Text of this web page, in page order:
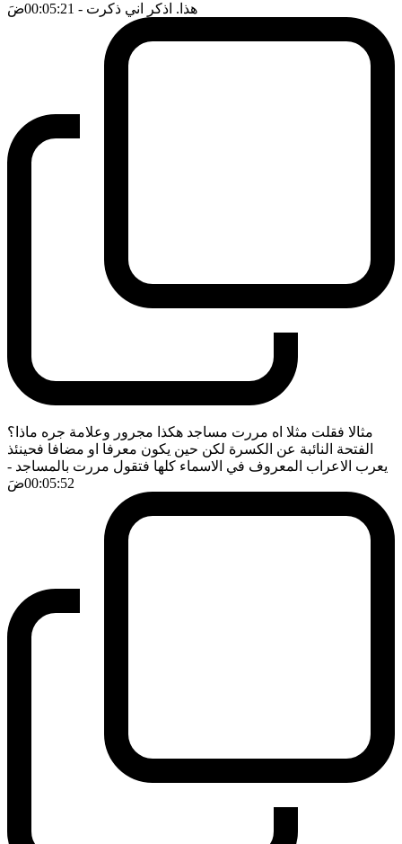
هذا. اذكر اني ذكرت - 00:05:21 ضَ
مثالا فقلت مثلا اه مررت مساجد هكذا مجرور وعلامة جره ماذا؟
الفتحة النائبة عن الكسرة لكن حين يكون معرفا او مضافا فحينئذ
يعرب الاعراب المعروف في الاسماء كلها فتقول مررت بالمساجد -
00:05:52ضَ